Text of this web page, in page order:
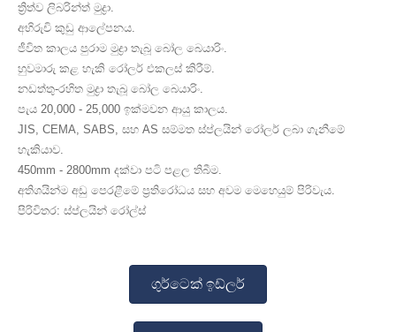
ත්‍රිත්ව ලිබරින්ත් මුද්‍රා.
අභිරුචි කුඩු ආලේපනය.
ජීවිත කාලය පුරාම මුද්‍රා තැබූ බෝල බෙයාරිං.
හුවමාරු කළ හැකි රෝලර් එකලස් කිරීම්.
නඩත්තු-රහිත මුද්‍රා තැබූ බෝල බෙයාරිං.
පැය 20,000 - 25,000 ඉක්මවන ආයු කාලය.
JIS, CEMA, SABS, සහ AS සම්මත ස්ප්ලයින් රෝලර් ලබා ගැනීමේ
හැකියාව.
450mm - 2800mm දක්වා පටි පළල තිබීම.
අතිශයින්ම අඩු පෙරළීමේ ප්‍රතිරෝධය සහ අවම මෙහෙයුම් පිරිවැය.
පිරිවිතර: ස්ප්ලයින් රෝල්ස්
ගුර්ටෙක් ඉඩ්ලර්